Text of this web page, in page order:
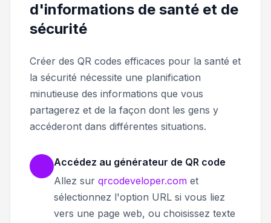
d'informations de santé et de
sécurité
Créer des QR codes efficaces pour la santé et
la sécurité nécessite une planification
minutieuse des informations que vous
partagerez et de la façon dont les gens y
accéderont dans différentes situations.
Accédez au générateur de QR code
Allez sur qrcodeveloper.com et
sélectionnez l'option URL si vous liez
vers une page web, ou choisissez texte